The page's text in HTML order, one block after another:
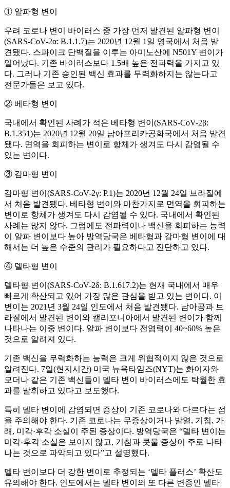
① 알파형 변이
우려 코로나 변이 바이러스 중 가장 먼저 발견된 알파형 변이
(SARS-CoV-2α: B.1.1.7)는 2020년 12월 1일 영국에서 처음 발
견됐다. 스파이크 단백질을 이루는 아미노산에 N501Y 변이가
일어났다. 기존 바이러스보다 1.5배 높은 전파력을 가지고 있
다. 그러나 기존 승인된 백신 효과를 무력화하지는 않는다고
전문가들은 보고 있다.
② 베타형 변이
국내에서 확인된 사례가 적은 베타형 변이(SARS-CoV-2β:
B.1.351)는 2020년 12월 20일 남아프리카공화국에서 처음 발견
됐다. 면역을 회피하는 변이로 항체가 생겨도 다시 감염될 수
있는 변이다.
③ 감마형 변이
감마형 변이(SARS-CoV-2γ: P.1)는 2020년 12월 24일 브라질에
서 처음 발견됐다. 베타형 변이와 마찬가지로 면역을 회피하는
변이로 항체가 생겨도 다시 감염될 수 있다. 국내에서 확인된
사례는 많지 않다. 그럼에도 전파력이나 백신을 회피하는 능력
이 알파 변이보다 높아 방역당국은 베타형과 감마형 변이에 대
해서는 더 높은 수준의 관리가 필요하다고 진단하고 있다.
④ 델타형 변이
델타형 변이(SARS-CoV-2δ: B.1.617.2)는 현재 국내에서 매우
빠르게 확산되고 있어 가장 많은 관심을 받고 있는 변이다. 이
변이는 2021년 3월 24일 인도에서 처음 발견됐다. 남아공과 브
라질에서 발견된 변이와 캘리포니아에서 발견된 변이가 함께
나타나는 이중 변이다. 알파 변이보다 전염력이 40~60% 높은
것으로 알려져 있다.
기존 백신을 무력화하는 능력은 크게 위협적이지 않은 것으로
알려진다. 7일(현지시간) 미국 뉴욕타임즈(NYT)는 화이자와
모더나 같은 기존 백신들이 델타 변이 바이러스에도 탁월한 효
과를 발휘하고 있다고 보도했다.
특히 델타 변이에 감염되면 증상이 기존 코로나와 다르다는 점
을 주의해야 한다. 기존 코로나는 무증상이거나 발열, 기침, 가
래, 미각·후각 소실이 주된 증상이다. 방역당국은 “델타 변이는
미각·후각 소실은 보이지 않고, 기침과 콧물 증상이 주로 나타
나는 것으로 파악되고 있다”고 설명했다.
델타 변이보다 더 강한 변이로 추정되는 ‘델타 플러스’ 확산도
유의해야 한다. 인도에서는 델타 변이의 또 다른 변종인 델타